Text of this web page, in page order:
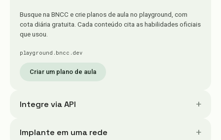
Busque na BNCC e crie planos de aula no playground, com
cota diária gratuita. Cada conteúdo cita as habilidades oficiais
que usou.
playground.bncc.dev
Criar um plano de aula
Integre via API +
Implante em uma rede +